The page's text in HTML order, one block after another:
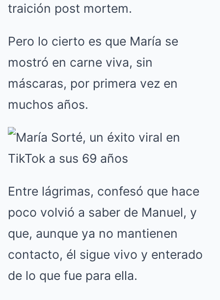
traición post mortem.
Pero lo cierto es que María se
mostró en carne viva, sin
máscaras, por primera vez en
muchos años.
Entre lágrimas, confesó que hace
poco volvió a saber de Manuel, y
que, aunque ya no mantienen
contacto, él sigue vivo y enterado
de lo que fue para ella.